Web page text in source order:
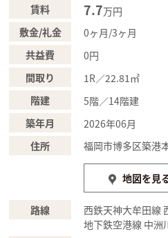
賃料 7.7万円
敷金/礼金
0ヶ月/3ヶ月
共益費
0円
間取り
1R／22.81㎡
階建
5階／14階建
築年月
2026年06月
住所
福岡市博多区築港
地図を見
路線
西鉄天神大牟田線
地下鉄空港線 中洲